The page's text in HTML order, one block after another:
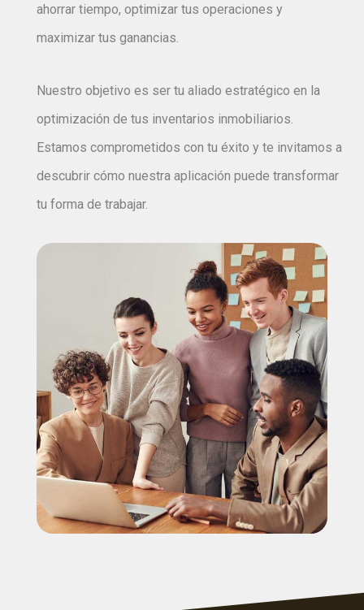
ahorrar tiempo, optimizar tus operaciones y
maximizar tus ganancias.
Nuestro objetivo es ser tu aliado estratégico en la
optimización de tus inventarios inmobiliarios.
Estamos comprometidos con tu éxito y te invitamos a
descubrir cómo nuestra aplicación puede transformar
tu forma de trabajar.